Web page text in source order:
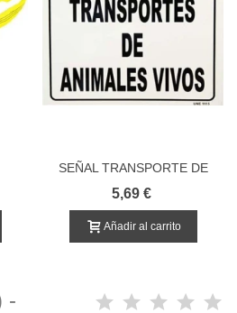
SEÑAL TRANSPORTE DE
ANIMALES VIVOS
5,69 €
Añadir al carrito
-